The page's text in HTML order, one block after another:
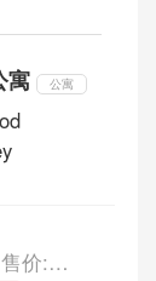
寓 公寓
价: